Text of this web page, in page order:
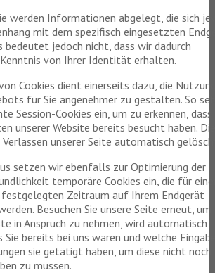
werden Informationen abgelegt, die sich
mit dem spezifisch eingesetzten
bedeutet jedoch nicht, dass wir dadurch
von Ihrer Identität erhalten.
Cookies dient einerseits dazu, die
für Sie angenehmer zu gestalten. So
Session-Cookies ein, um zu erkennen, dass
unserer Website bereits besucht haben.
Verlassen unserer Seite automatisch
setzen wir ebenfalls zur Optimierung der
temporäre Cookies ein, die für
Zeitraum auf Ihrem Endgerät
Besuchen Sie unsere Seite erneut, um
in Anspruch zu nehmen, wird automatisch
Sie bereits bei uns waren und welche
sie getätigt haben, um diese nicht noch
zu müssen.